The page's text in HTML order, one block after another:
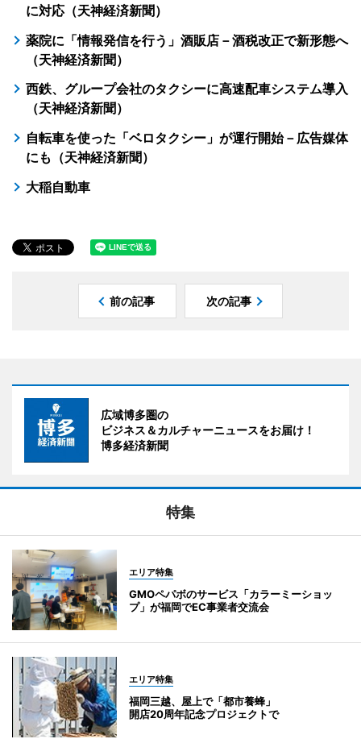
に対応（天神経済新聞）
薬院に「情報発信を行う」酒販店－酒税改正で新形態へ
（天神経済新聞）
西鉄、グループ会社のタクシーに高速配車システム導入
（天神経済新聞）
自転車を使った「ベロタクシー」が運行開始－広告媒体
にも（天神経済新聞）
大稲自動車
前の記事 次の記事
広域博多圏の
ビジネス＆カルチャーニュースをお届け！
博多経済新聞
特集
エリア特集
GMOペパボのサービス「カラーミーショッ
プ」が福岡でEC事業者交流会
エリア特集
福岡三越、屋上で「都市養蜂」
開店20周年記念プロジェクトで